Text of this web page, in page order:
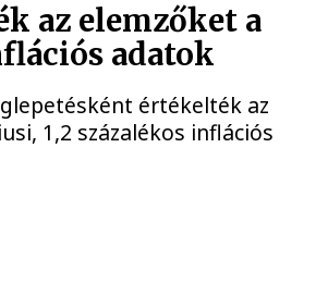
az elemzőket a
adatok
értékelték az
1,2 százalékos inflációs